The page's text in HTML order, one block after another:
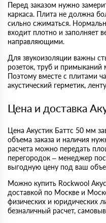
Перед заказом нужно
каркаса. Плита не должна
сильно сжиматься.
входит плотно и заполняет
направляющими.
Для звукоизоляции важны
розеток, труб и примыканий
Поэтому вместе с плитами
акустический герметик,
Цена и доставка
Цена Акустик Баттс 50 мм
объема заказа и наличия
расчета можно передать
перегородок – менеджер
выгодную цену под ваш
Можно купить Rockwool
доставкой по Москве и
физических и юридических
безналичный расчет,